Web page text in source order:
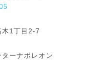
木1丁目2-7
ーナポレオン